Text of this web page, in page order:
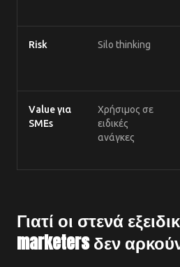
Risk Silo thinking
Value για
SMEs
Χρήσιμος σε
ειδικές
ανάγκες
Γιατί οι στενά
marketers δεν